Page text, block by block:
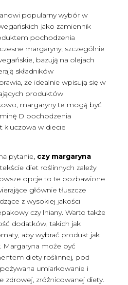
popularny wybór w
jako zamiennik
pochodzenia
margaryny, szczególnie
bazują na olejach
składników
że idealnie wpisują się w
produktów
margaryny te mogą być
D pochodzenia
kluczowa w diecie
pytanie, czy margaryna
diet roślinnych zależy
opcje to te pozbawione
głównie tłuszcze
z wysokiej jakości
czy lniany. Warto także
dodatków, takich jak
aby wybrać produkt jak
Margaryna może być
diety roślinnej, pod
umiarkowanie i
zdrowej, zróżnicowanej diety.